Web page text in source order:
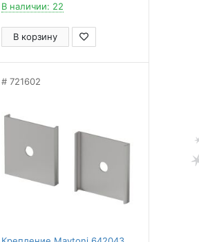
В наличии: 22
В корзину
721602